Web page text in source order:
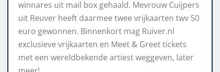
winnares uit mail box gehaald. Mevrouw Cuijpers
uit Reuver heeft daarmee twee vrijkaarten twv 50
euro gewonnen. Binnenkort mag Ruiver.nl
exclusieve vrijkaarten en Meet & Greet tickets
met een wereldbekende artiest weggeven, later